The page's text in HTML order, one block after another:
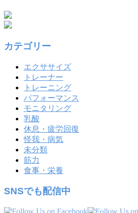
カテゴリー
エクササイズ
トレーナー
トレーニング
パフォーマンス
モニタリング
乳酸
休息・疲労回復
怪我・病気
未分類
筋力
食事・栄養
SNSでも配信中